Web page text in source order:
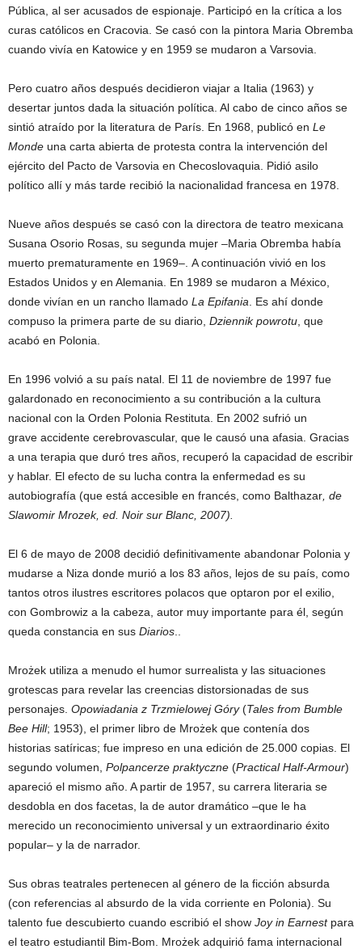
Pública, al ser acusados de espionaje. Participó en la crítica a los
curas católicos en Cracovia. Se casó con la pintora Maria Obremba
cuando vivía en Katowice y en 1959 se mudaron a Varsovia.
Pero cuatro años después decidieron viajar a Italia (1963) y
desertar juntos dada la situación política. Al cabo de cinco años se
sintió atraído por la literatura de París. En 1968, publicó en Le
Monde una carta abierta de protesta contra la intervención del
ejército del Pacto de Varsovia en Checoslovaquia. Pidió asilo
político allí y más tarde recibió la nacionalidad francesa en 1978.
Nueve años después se casó con la directora de teatro mexicana
Susana Osorio Rosas, su segunda mujer –Maria Obremba había
muerto prematuramente en 1969–. A continuación vivió en los
Estados Unidos y en Alemania. En 1989 se mudaron a México,
donde vivían en un rancho llamado La Epifania . Es ahí donde
compuso la primera parte de su diario, Dziennik powrotu , que
acabó en Polonia.
En 1996 volvió a su país natal. El 11 de noviembre de 1997 fue
galardonado en reconocimiento a su contribución a la cultura
nacional con la Orden Polonia Restituta. En 2002 sufrió un
grave accidente cerebrovascular, que le causó una afasia. Gracias
a una terapia que duró tres años, recuperó la capacidad de escribir
y hablar. El efecto de su lucha contra la enfermedad es su
autobiografía (que está accesible en francés, como Balthazar , de
Slawomir Mrozek, ed. Noir sur Blanc, 2007).
El 6 de mayo de 2008 decidió definitivamente abandonar Polonia y
mudarse a Niza donde murió a los 83 años, lejos de su país, como
tantos otros ilustres escritores polacos que optaron por el exilio,
con Gombrowiz a la cabeza, autor muy importante para él, según
queda constancia en sus Diarios
Mrożek utiliza a menudo el humor surrealista y las situaciones
grotescas para revelar las creencias distorsionadas de sus
personajes. Opowiadania z Trzmielowej Góry(Tales from Bumble
Bee Hill; 1953), el primer libro de Mrożek que contenía dos
historias satíricas; fue impreso en una edición de 25.000 copias. El
segundo volumen, Polpancerze praktyczne (Practical Half-Armour)
apareció el mismo año. A partir de 1957, su carrera literaria se
desdobla en dos facetas, la de autor dramático –que le ha
merecido un reconocimiento universal y un extraordinario éxito
popular– y la de narrador.
Sus obras teatrales pertenecen al género de la ficción absurda
(con referencias al absurdo de la vida corriente en Polonia). Su
talento fue descubierto cuando escribió el show Joy in Earnestpara
el teatro estudiantil Bim-Bom. Mrożek adquirió fama internacional